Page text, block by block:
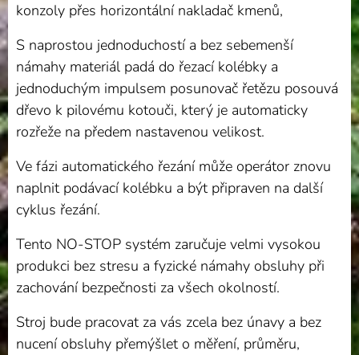
konzoly přes horizontální nakladač kmenů,
S naprostou jednoduchostí a bez sebemenší
námahy materiál padá do řezací kolébky a
jednoduchým impulsem posunovač řetězu posouvá
dřevo k pilovému kotouči, který je automaticky
rozřeže na předem nastavenou velikost.
Ve fázi automatického řezání může operátor znovu
naplnit podávací kolébku a být připraven na další
cyklus řezání.
Tento NO-STOP systém zaručuje velmi vysokou
produkci bez stresu a fyzické námahy obsluhy při
zachování bezpečnosti za všech okolností.
Stroj bude pracovat za vás zcela bez únavy a bez
nucení obsluhy přemýšlet o měření, průměru,